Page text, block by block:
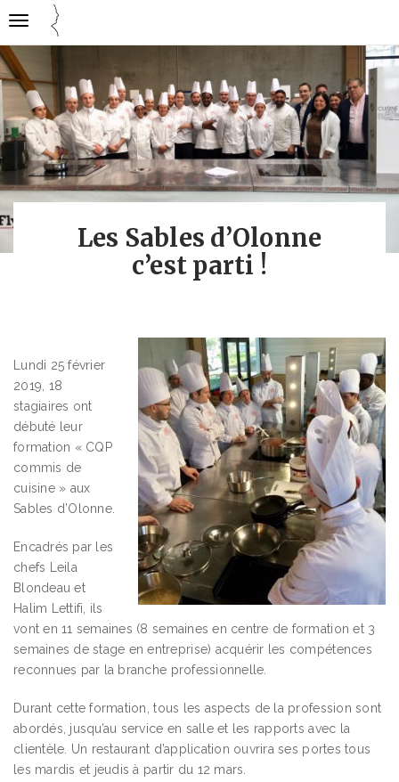
Gestion des traceurs
Cuisine
mode
emploi
Ouvrir
navigation
Les Sables d’Olonne
c’est parti !
Lundi 25 février
2019, 18
stagiaires ont
débuté leur
formation « CQP
commis de
cuisine » aux
Sables d’Olonne.
Encadrés par les
chefs Leila
Blondeau et
Halim Lettifi, ils
vont en 11 semaines (8 semaines en centre de formation et 3
semaines de stage en entreprise) acquérir les compétences
reconnues par la branche professionnelle.
Durant cette formation, tous les aspects de la profession sont
abordés, jusqu’au service en salle et les rapports avec la
clientèle. Un restaurant d’application ouvrira ses portes tous
les mardis et jeudis à partir du 12 mars.